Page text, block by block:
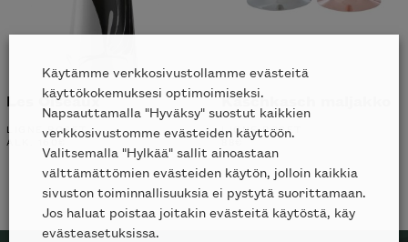
Les Oiseaux
LIGNE ROSET
ALK. 160€
Kaschkasch maljakko
LIGNE ROSET
88 €
Käytämme verkkosivustollamme evästeitä
käyttökokemuksesi optimoimiseksi.
Napsauttamalla "Hyväksy" suostut kaikkien
verkkosivustomme evästeiden käyttöön.
Valitsemalla "Hylkää" sallit ainoastaan
välttämättömien evästeiden käytön, jolloin kaikkia
sivuston toiminnallisuuksia ei pystytä suorittamaan.
Jos haluat poistaa joitakin evästeitä käytöstä, käy
evästeasetuksissa.